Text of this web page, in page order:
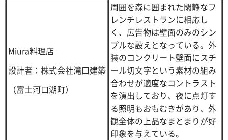
Miura料理店
設計者：株式会社滝口建築
（富士河口湖町）
周囲を森に囲まれた閑静なフ
レンチレストランに相応し
く、広告物は壁面のみのシン
プルな設えとなっている。外
装のコンクリート壁面にスチ
ール切文字という素材の組み
合わせが適度なコントラスト
を演出しており、夜に点灯す
る照明もおもむきがあり、外
観全体の上品なまとまりが好
印象を与えている。